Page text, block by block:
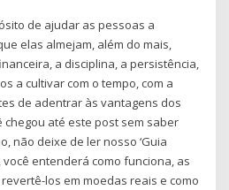
de ajudar as pessoas a
elas almejam, além do mais,
a disciplina, a persistência,
a cultivar com o tempo, com a
de adentrar às vantagens dos
chegou até este post sem saber
não deixe de ler nosso ‘Guia
você entenderá como funciona, as
los em moedas reais e como